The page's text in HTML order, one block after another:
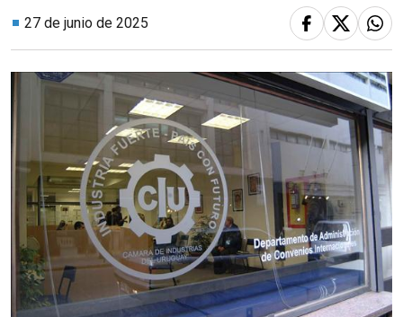
27 de junio de 2025